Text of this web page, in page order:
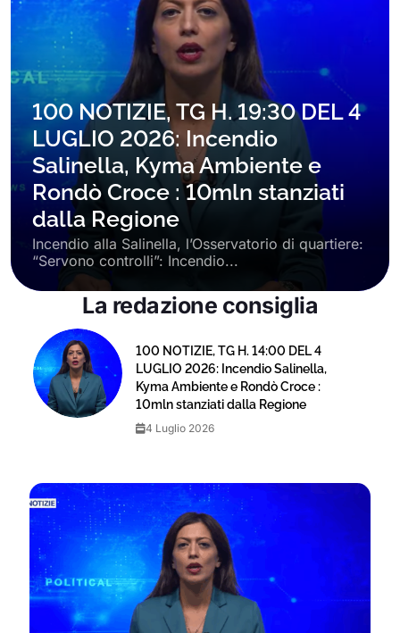
100 NOTIZIE, TG H. 19:30 DEL 4
LUGLIO 2026: Incendio
Salinella, Kyma Ambiente e
Rondò Croce : 10mln stanziati
dalla Regione
Incendio alla Salinella, l’Osservatorio di quartiere:
“Servono controlli”: Incendio...
La redazione consiglia
100 NOTIZIE, TG H. 14:00 DEL 4
LUGLIO 2026: Incendio Salinella,
Kyma Ambiente e Rondò Croce :
10mln stanziati dalla Regione
4 Luglio 2026